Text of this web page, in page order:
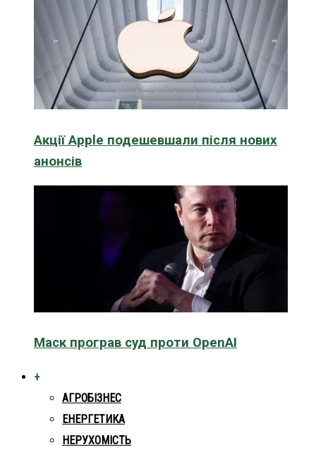
Акції Apple подешевшали після нових
анонсів
Маск програв суд проти OpenAI
+
АГРОБІЗНЕС
ЕНЕРГЕТИКА
НЕРУХОМІСТЬ